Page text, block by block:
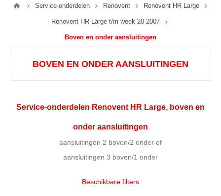
Service-onderdelen Renovent Renovent HR Large
Renovent HR Large t/m week 20 2007
Boven en onder aansluitingen
BOVEN EN ONDER AANSLUITINGEN
Service-onderdelen Renovent HR Large, boven en
onder aansluitingen
aansluitingen 2 boven/2 onder of
aansluitingen 3 boven/1 onder
Beschikbare filters